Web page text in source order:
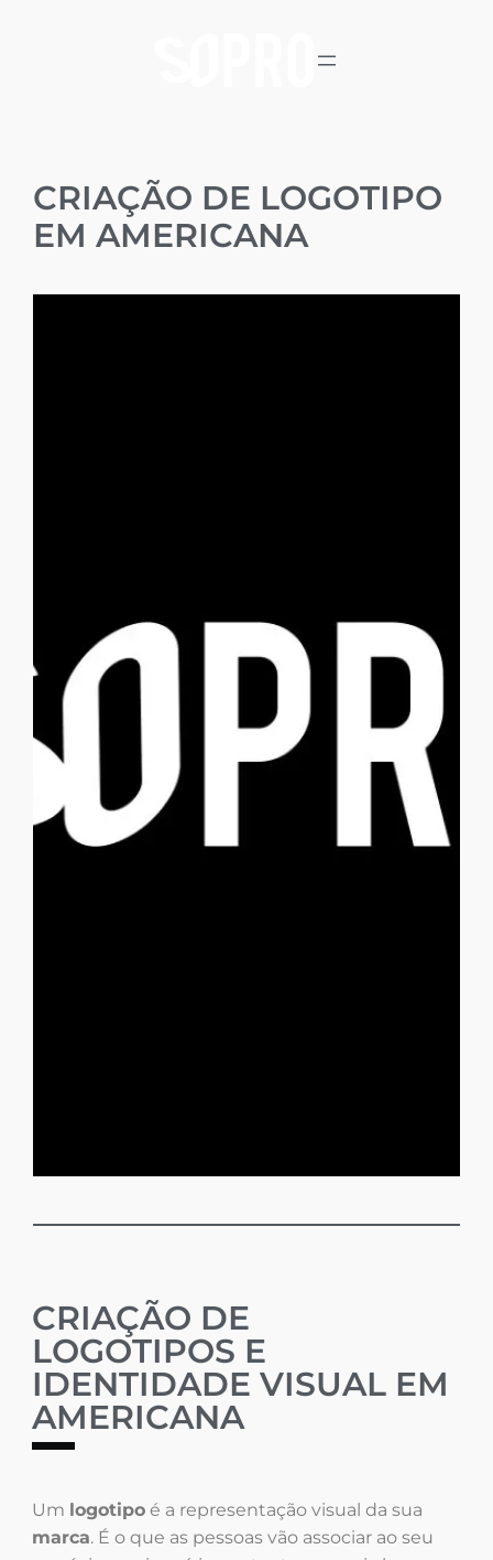
CRIAÇÃO DE LOGOTIPO
EM AMERICANA
CRIAÇÃO DE
LOGOTIPOS E
IDENTIDADE VISUAL EM
AMERICANA
Um logotipo é a representação visual da sua
marca. É o que as pessoas vão associar ao seu